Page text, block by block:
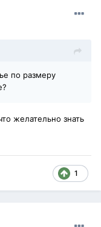
по размеру
желательно знать
1